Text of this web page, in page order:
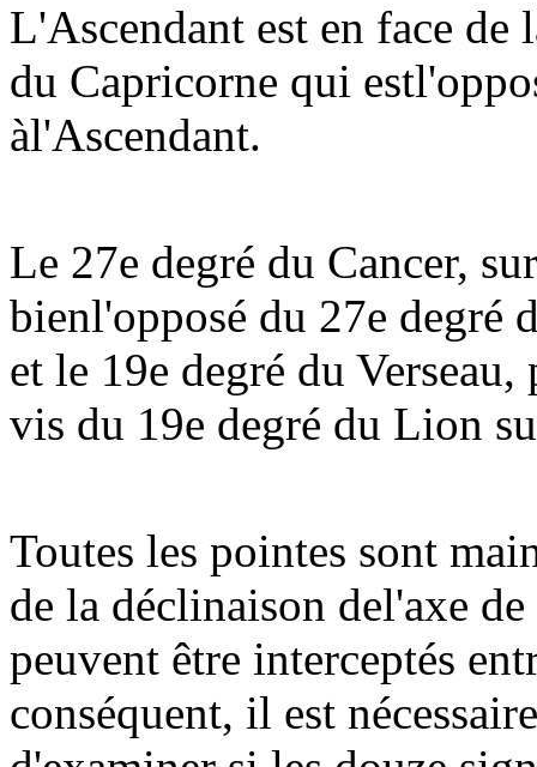
L'Ascendant est en face de
du Capricorne qui
àl'Ascendant.
Le 27e degré du Cancer,
bienl'opposé du 27e degré
et le 19e degré du
vis du 19e degré du Lion
Toutes les pointes sont
de la déclinaison del'axe
peuvent être interceptés
conséquent, il est